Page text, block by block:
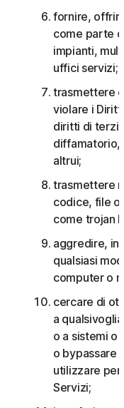
fornire,
come parte
impianti,
uffici servizi;
trasmettere
violare i
diritti di terzi
diffamatorio,
altrui;
trasmettere
codice, file o
come trojan
aggredire,
qualsiasi
computer o
cercare di
a
o a sistemi o
o bypassare
utilizzare per
Servizi;